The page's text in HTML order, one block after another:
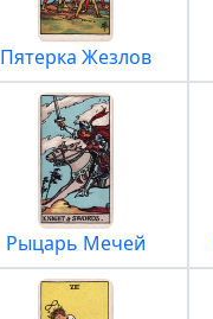
Пятерка Жезлов
Рыцарь Мечей